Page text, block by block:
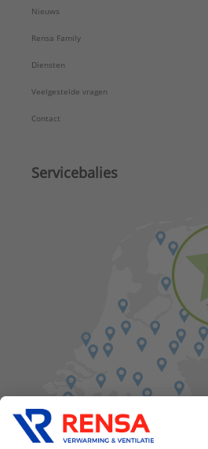
Nieuws
Rensa Family
Diensten
Veelgestelde vragen
Contact
Servicebalies